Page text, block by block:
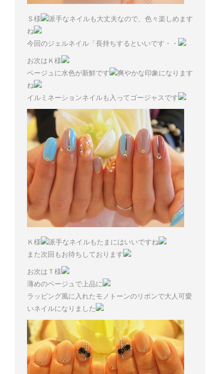
Ｓ様
派手なネイルも大丈夫なので、色々楽しめます
ね
今回のジェルネイル「長持ちするといいです・・
お次はＫ様
ベージュに水色が新鮮です
爽やかな印象になります
ね
イルミネーションネイルも入ってゴージャスです
Ｋ様
派手なネイルもたまにはいいですね
また次回もお待ちしております
お次はＴ様
薄めのベージュで上品に
ラッピング風に入れたモノトーンのリボンで大人可愛
いネイルになりました